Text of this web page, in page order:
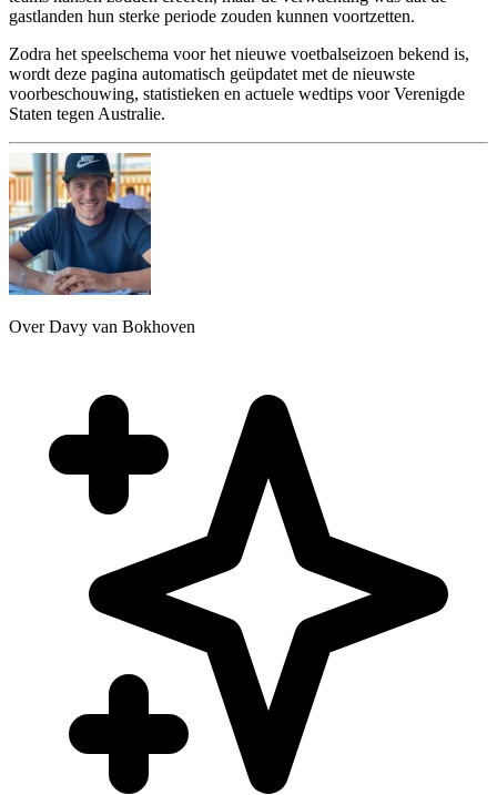
gastlanden hun sterke periode zouden kunnen voortzetten.
Zodra het speelschema voor het nieuwe voetbalseizoen bekend is,
wordt deze pagina automatisch geüpdatet met de nieuwste
voorbeschouwing, statistieken en actuele wedtips voor Verenigde
Staten tegen Australie.
Over Davy van Bokhoven